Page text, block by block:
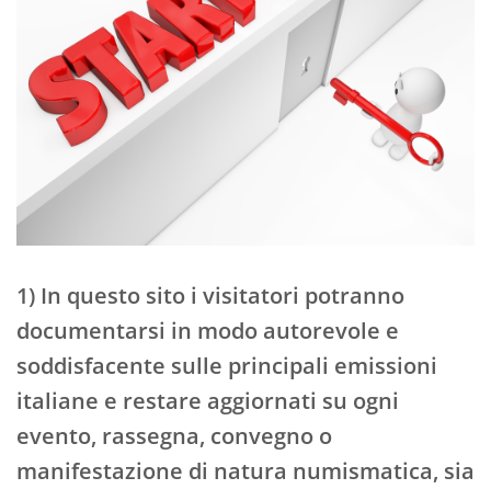
1) In questo sito i visitatori potranno
documentarsi in modo autorevole e
soddisfacente sulle principali emissioni
italiane e restare aggiornati su ogni
evento, rassegna, convegno o
manifestazione di natura numismatica, sia